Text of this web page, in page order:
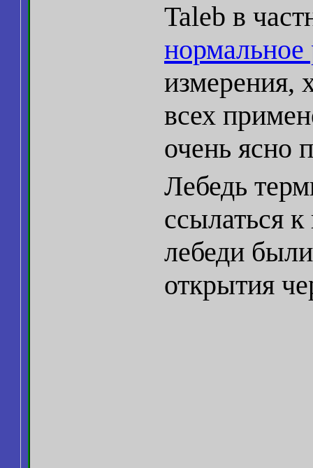
Taleb в
нормальное
измерения,
всех
очень ясно
Лебедь
ссылаться
лебеди
открытия